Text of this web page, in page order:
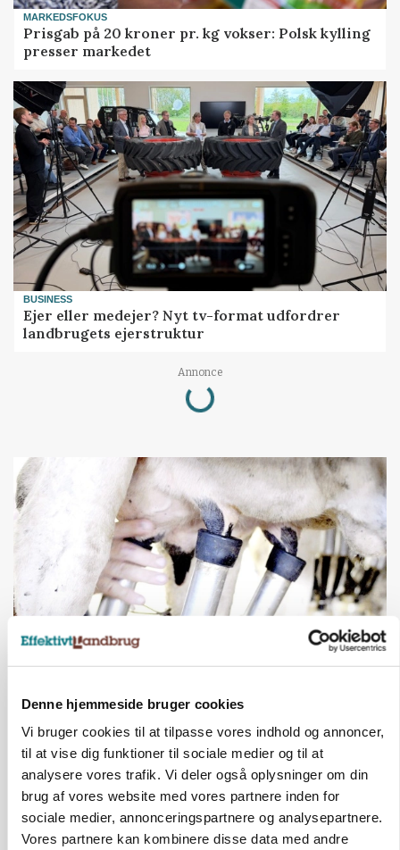
Denne hjemmeside bruger cookies
Vi bruger cookies til at tilpasse vores indhold og annoncer,
til at vise dig funktioner til sociale medier og til at
analysere vores trafik. Vi deler også oplysninger om din
brug af vores website med vores partnere inden for
sociale medier, annonceringspartnere og analysepartnere.
Vores partnere kan kombinere disse data med andre
MARKEDSFOKUS
Prisgab på 20 kroner pr. kg vokser: Polsk kylling
presser markedet
BUSINESS
Ejer eller medejer? Nyt tv-format udfordrer
landbrugets ejerstruktur
Annonce
Loading...
Annonce